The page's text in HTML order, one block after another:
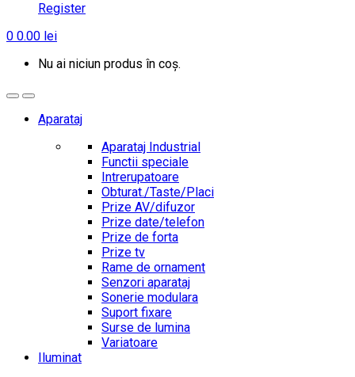
Register
0 0.00 lei
Nu ai niciun produs în coș.
Aparataj
Aparataj Industrial
Functii speciale
Intrerupatoare
Obturat./Taste/Placi
Prize AV/difuzor
Prize date/telefon
Prize de forta
Prize tv
Rame de ornament
Senzori aparataj
Sonerie modulara
Suport fixare
Surse de lumina
Variatoare
Iluminat